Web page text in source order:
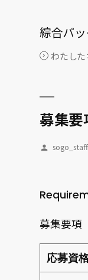
綜合パ
わたし
募集要
Posted
sogo_staff
募集要項
応募資